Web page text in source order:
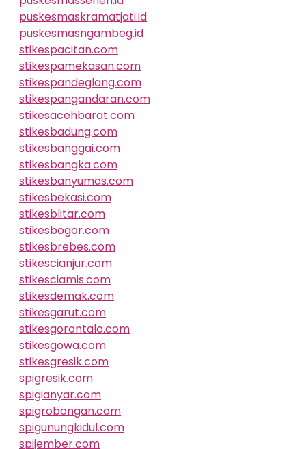
puskesmaskramatjati.id
puskesmasngambeg.id
stikespacitan.com
stikespamekasan.com
stikespandeglang.com
stikespangandaran.com
stikesacehbarat.com
stikesbadung.com
stikesbanggai.com
stikesbangka.com
stikesbanyumas.com
stikesbekasi.com
stikesblitar.com
stikesbogor.com
stikesbrebes.com
stikescianjur.com
stikesciamis.com
stikesdemak.com
stikesgarut.com
stikesgorontalo.com
stikesgowa.com
stikesgresik.com
spigresik.com
spigianyar.com
spigrobongan.com
spigunungkidul.com
spijember.com